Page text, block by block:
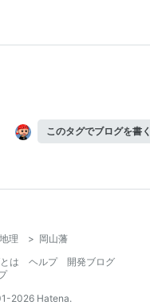
このタグでブログを書く
地理 > 岡山藩
は
ヘルプ
開発ブログ
2026 Hatena.